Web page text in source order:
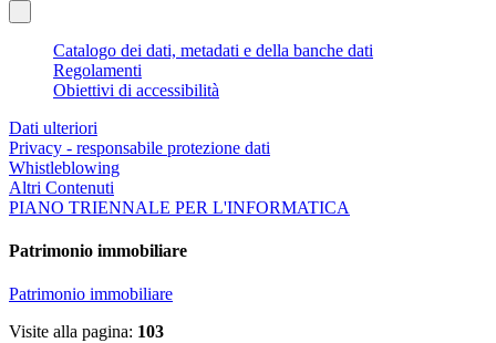
Catalogo dei dati, metadati e della banche dati
Regolamenti
Obiettivi di accessibilità
Dati ulteriori
Privacy - responsabile protezione dati
Whistleblowing
Altri Contenuti
PIANO TRIENNALE PER L'INFORMATICA
Patrimonio immobiliare
Patrimonio immobiliare
Visite alla pagina: 103